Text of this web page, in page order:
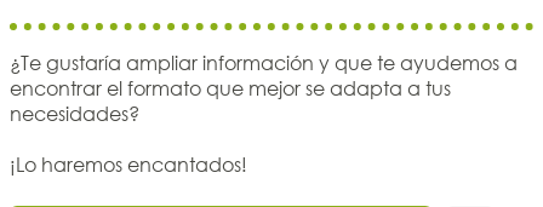
¿Te gustaría ampliar información y que te ayudemos a
encontrar el formato que mejor se adapta a tus
necesidades?
¡Lo haremos encantados!